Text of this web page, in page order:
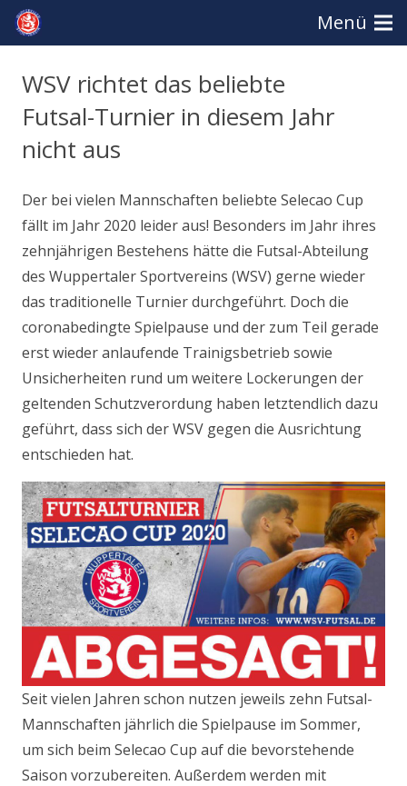
Menü
WSV richtet das beliebte
Futsal-Turnier in diesem Jahr
nicht aus
Der bei vielen Mannschaften beliebte Selecao Cup
fällt im Jahr 2020 leider aus! Besonders im Jahr ihres
zehnjährigen Bestehens hätte die Futsal-Abteilung
des Wuppertaler Sportvereins (WSV) gerne wieder
das traditionelle Turnier durchgeführt. Doch die
coronabedingte Spielpause und der zum Teil gerade
erst wieder anlaufende Trainigsbetrieb sowie
Unsicherheiten rund um weitere Lockerungen der
geltenden Schutzverordung haben letztendlich dazu
geführt, dass sich der WSV gegen die Ausrichtung
entschieden hat.
Seit vielen Jahren schon nutzen jeweils zehn Futsal-
Mannschaften jährlich die Spielpause im Sommer,
um sich beim Selecao Cup auf die bevorstehende
Saison vorzubereiten. Außerdem werden mit